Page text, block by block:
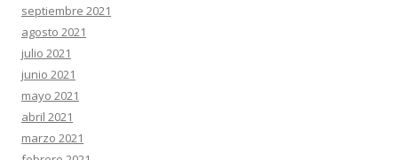
septiembre 2021
agosto 2021
julio 2021
junio 2021
mayo 2021
abril 2021
marzo 2021